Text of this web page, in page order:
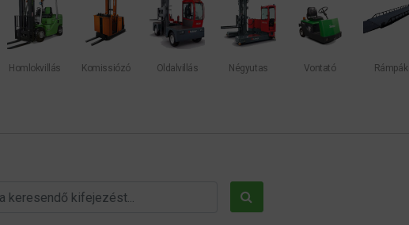
Homlokvillás Komissiózó Oldalvillás Négyutas Vontató Rámpák